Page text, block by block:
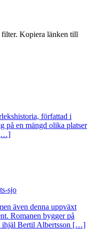
filter. Kopiera länken till
författad i
på en mängd olika platser
[…]
även denna uppväxt
Romanen bygger på
ihjäl Bertil Albertsson […]